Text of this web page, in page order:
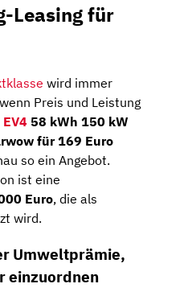
Leasing für
wird immer
Preis und Leistung
58 kWh 150 kW
für 169 Euro
so ein Angebot.
ist eine
Euro, die als
wird.
Umweltprämie,
einzuordnen